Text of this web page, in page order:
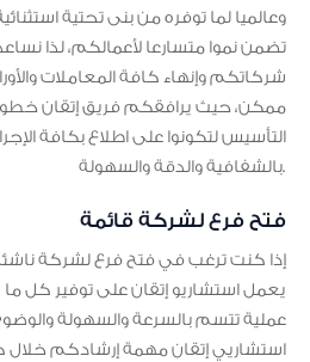
وعالميا لما توفره من بنى تحتية
تضمن نموا متسارعا لأعمالكم، لذا
شركاتكم وإنهاء كافة المعاملات
ممكن، حيث يرافقكم فريق إتقان
التأسيس لتكونوا على اطلاع بكافة
بالشفافية والدقة والسهولة.
فتح فرع لشركة قائمة
إذا كنت ترغب في فتح فرع لشركة
يعمل استشاريو إتقان على توفير كل
عملية تتسم بالسرعة والسهولة
استشاريي إتقان مهمة إرشادكم خلال